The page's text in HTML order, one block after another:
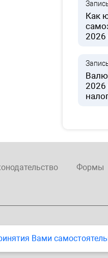
Как
2026
2026
Формы
Вами